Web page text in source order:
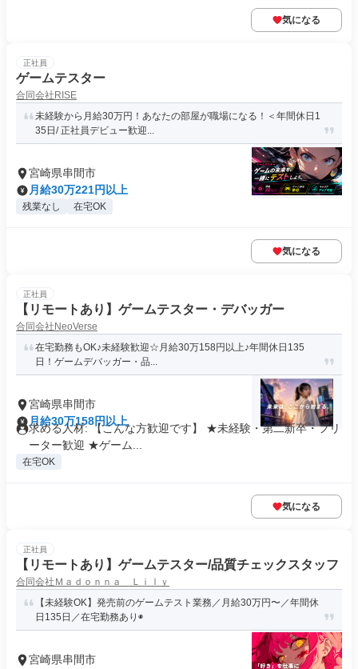
気になる
正社員
ゲームテスター
合同会社RISE
未経験から月給30万円！あなたの部屋が職場になる！＜年間休日1
35日/ 正社員デビュー歓迎...
宮崎県串間市
月給30万221円以上
残業なし 在宅OK
気になる
正社員
【リモートあり】ゲームテスター・デバッガー
合同会社NeoVerse
在宅勤務もOK♪未経験歓迎☆月給30万158円以上♪年間休日135
日！ゲームデバッガー・品...
宮崎県串間市
月給30万158円以上
求める人材: 【こんな方歓迎です】 ★未経験・第二新卒・フリ
ーター歓迎 ★ゲーム...
在宅OK
気になる
正社員
【リモートあり】ゲームテスター/品質チェックスタッフ
合同会社Ｍａｄｏｎｎａ Ｌｉｌｙ
【未経験OK】発売前のゲームテスト業務／月給30万円〜／年間休
日135日／在宅勤務あり◉
宮崎県串間市